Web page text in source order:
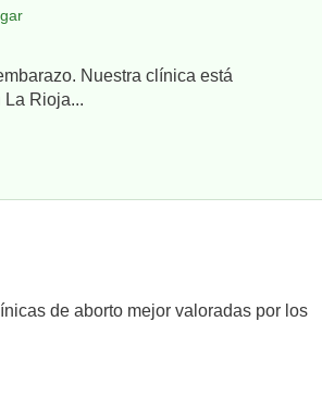
Nuestra clínica está
La Rioja...
de aborto mejor valoradas por los